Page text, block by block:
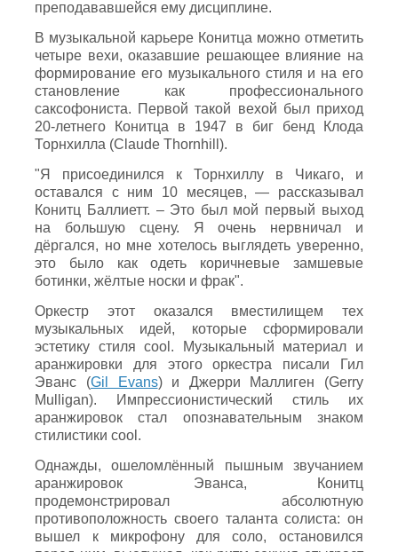
преподававшейся ему дисциплине.
В музыкальной карьере Конитца можно отметить
четыре вехи, оказавшие решающее влияние на
формирование его музыкального стиля и на его
становление как профессионального
саксофониста. Первой такой вехой был приход
20-летнего Конитца в 1947 в биг бенд Клода
Торнхилла (Claude Thornhill).
"Я присоединился к Торнхиллу в Чикаго, и
оставался с ним 10 месяцев, — рассказывал
Конитц Баллиетт. – Это был мой первый выход
на большую сцену. Я очень нервничал и
дёргался, но мне хотелось выглядеть уверенно,
это было как одеть коричневые замшевые
ботинки, жёлтые носки и фрак".
Оркестр этот оказался вместилищем тех
музыкальных идей, которые сформировали
эстетику стиля cool. Музыкальный материал и
аранжировки для этого оркестра писали Гил
Эванс (Gil Evans) и Джерри Маллиген (Gerry
Mulligan). Импрессионистический стиль их
аранжировок стал опознавательным знаком
стилистики cool.
Однажды, ошеломлённый пышным звучанием
аранжировок Эванса, Конитц
продемонстрировал абсолютную
противоположность своего таланта солиста: он
вышел к микрофону для соло, остановился